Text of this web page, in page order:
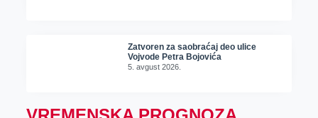
Zatvoren za saobraćaj deo ulice
Vojvode Petra Bojovića
5. avgust 2026.